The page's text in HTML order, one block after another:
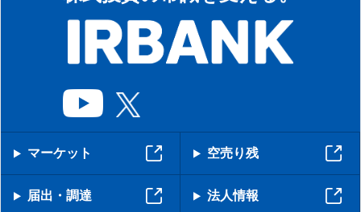
マーケット 空売り残
届出・調達 法人情報